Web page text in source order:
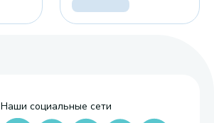
Наши социальные сети